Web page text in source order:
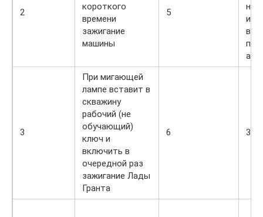
2
короткого
времени
зажигание
машины
5
3
При мигающей
лампе вставит в
скважину
рабочий (не
обучающий)
ключ и
включить в
очередной раз
зажигание Лады
Гранта
6 3